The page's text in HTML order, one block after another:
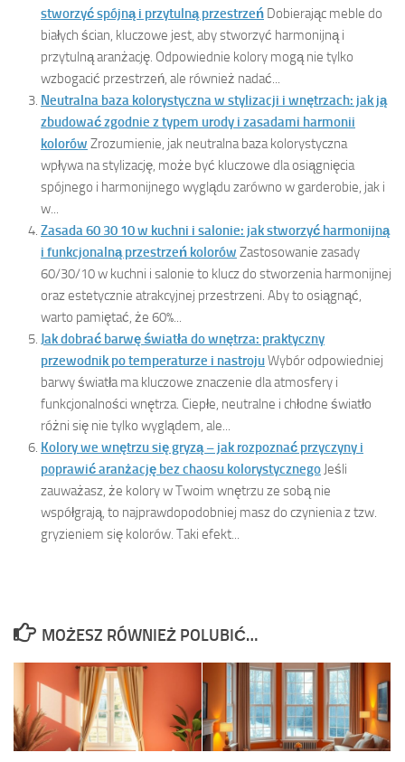
stworzyć spójną i przytulną przestrzeń Dobierając meble do
białych ścian, kluczowe jest, aby stworzyć harmonijną i
przytulną aranżację. Odpowiednie kolory mogą nie tylko
wzbogacić przestrzeń, ale również nadać...
Neutralna baza kolorystyczna w stylizacji i wnętrzach: jak ją
zbudować zgodnie z typem urody i zasadami harmonii
kolorów Zrozumienie, jak neutralna baza kolorystyczna
wpływa na stylizację, może być kluczowe dla osiągnięcia
spójnego i harmonijnego wyglądu zarówno w garderobie, jak i
w...
Zasada 60 30 10 w kuchni i salonie: jak stworzyć harmonijną
i funkcjonalną przestrzeń kolorów Zastosowanie zasady
60/30/10 w kuchni i salonie to klucz do stworzenia harmonijnej
oraz estetycznie atrakcyjnej przestrzeni. Aby to osiągnąć,
warto pamiętać, że 60%...
Jak dobrać barwę światła do wnętrza: praktyczny
przewodnik po temperaturze i nastrojuWybór odpowiedniej
barwy światła ma kluczowe znaczenie dla atmosfery i
funkcjonalności wnętrza. Ciepłe, neutralne i chłodne światło
różni się nie tylko wyglądem, ale...
Kolory we wnętrzu się gryzą – jak rozpoznać przyczyny i
poprawić aranżację bez chaosu kolorystycznego Jeśli
zauważasz, że kolory w Twoim wnętrzu ze sobą nie
współgrają, to najprawdopodobniej masz do czynienia z tzw.
gryzieniem się kolorów. Taki efekt...
MOŻESZ RÓWNIEŻ POLUBIĆ…